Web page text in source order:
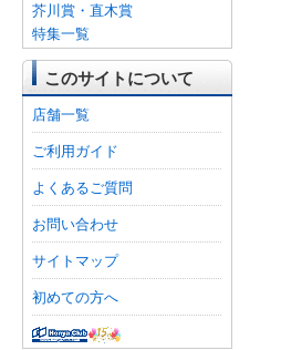
芥川賞・直木賞
特集一覧
このサイトについて
店舗一覧
ご利用ガイド
よくあるご質問
お問い合わせ
サイトマップ
初めての方へ